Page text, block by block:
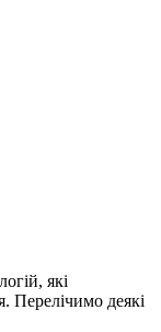
які
Перелічимо деякі